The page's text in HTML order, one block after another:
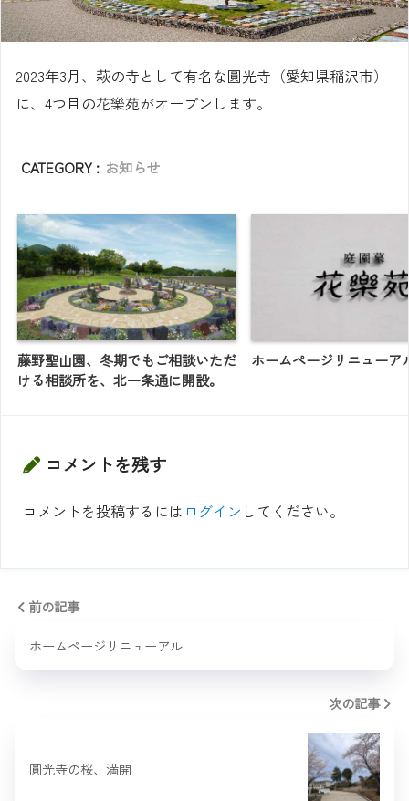
2023年3月、萩の寺として有名な圓光寺（愛知県稲沢市）
に、4つ目の花樂苑がオープンします。
CATEGORY : お知らせ
藤野聖山園、冬期でもご相談いただ
ける相談所を、北一条通に開設。
ホームページリニューア
コメントを残す
コメントを投稿するには ログイン してください。
前の記事
ホームページリニューアル
次の記事
圓光寺の桜、満開